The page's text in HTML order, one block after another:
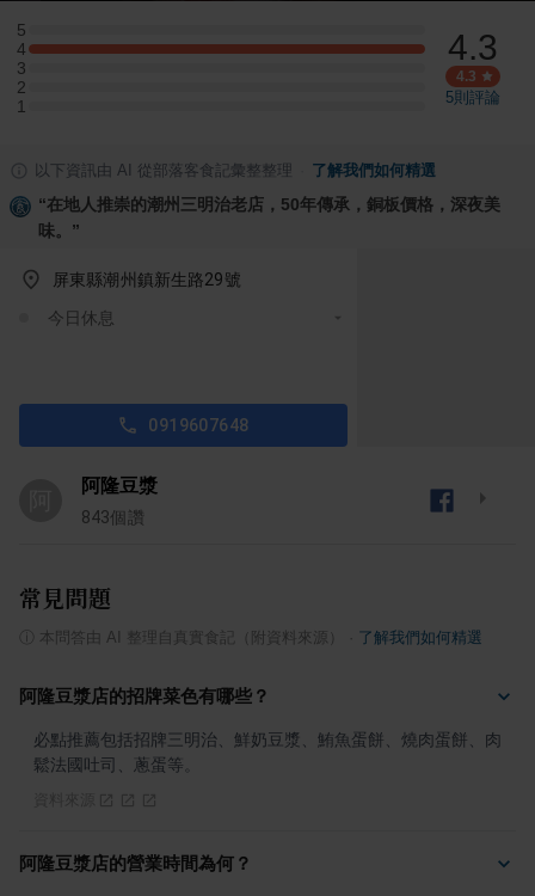
5
5 星：0 則評論
4
4 星：3 則評論
3
3 星：0 則評論
2
2 星：0 則評論
1
1 星：0 則評論
4.3
4.3
5則評論
以下資訊由 AI 從部落客食記彙整整理 了解我們如何精選
“在地人推崇的潮州三明治老店，50年傳承，銅板價格，深夜美
味。 ”
屏東縣潮州鎮新生路29號
今日休息
0919607648
阿隆豆漿
843個讚
常見問題
本問答由 AI 整理自真實食記（附資料來源） 了解我們如何精選
阿隆豆漿店的招牌菜色有哪些？
必點推薦包括招牌三明治、鮮奶豆漿、鮪魚蛋餅、燒肉蛋餅、肉
鬆法國吐司、蔥蛋等。
阿隆豆漿店的營業時間為何？